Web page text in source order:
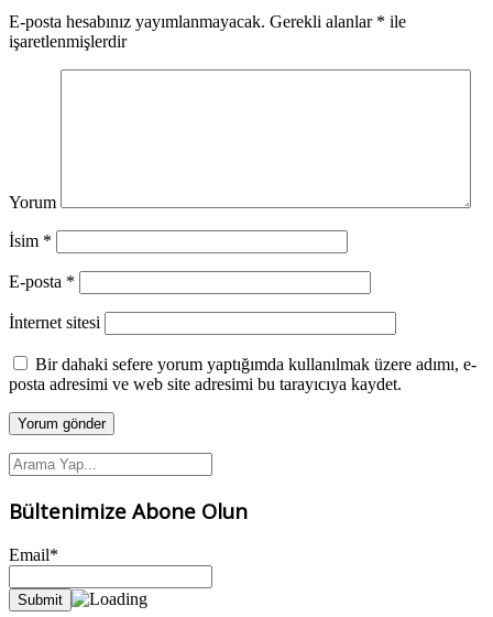
E-posta hesabınız yayımlanmayacak. Gerekli alanlar * ile
işaretlenmişlerdir
Yorum
İsim *
E-posta *
İnternet sitesi
Bir dahaki sefere yorum yaptığımda kullanılmak üzere adımı, e-
posta adresimi ve web site adresimi bu tarayıcıya kaydet.
Bültenimize Abone Olun
Email*